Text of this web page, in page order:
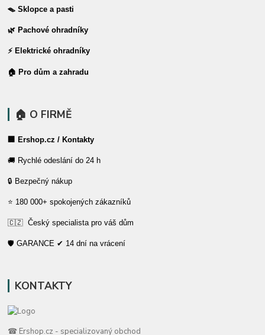
🪤 Sklopce a pasti
🌿 Pachové ohradníky
⚡ Elektrické ohradníky
🏠 Pro dům a zahradu
🏠 O FIRMĚ
🏢 Ershop.cz / Kontakty
🚚 Rychlé odeslání do 24 h
🔒 Bezpečný nákup
⭐ 180 000+ spokojených zákazníků
🇨🇿 Český specialista pro váš dům
🛡️ GARANCE ✔ 14 dní na vrácení
KONTAKTY
☎ Ershop.cz - specializovaný obchod